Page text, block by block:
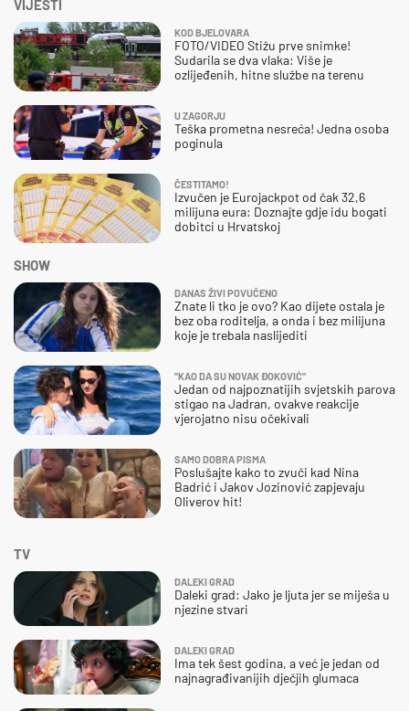
VIJESTI
KOD BJELOVARA
FOTO/VIDEO Stižu prve snimke!
Sudarila se dva vlaka: Više je
ozlijeđenih, hitne službe na terenu
U ZAGORJU
Teška prometna nesreća! Jedna osoba
poginula
ČESTITAMO!
Izvučen je Eurojackpot od čak 32,6
milijuna eura: Doznajte gdje idu bogati
dobitci u Hrvatskoj
SHOW
DANAS ŽIVI POVUČENO
Znate li tko je ovo? Kao dijete ostala je
bez oba roditelja, a onda i bez milijuna
koje je trebala naslijediti
"KAO DA SU NOVAK ĐOKOVIĆ"
Jedan od najpoznatijih svjetskih parova
stigao na Jadran, ovakve reakcije
vjerojatno nisu očekivali
SAMO DOBRA PISMA
Poslušajte kako to zvuči kad Nina
Badrić i Jakov Jozinović zapjevaju
Oliverov hit!
TV
DALEKI GRAD
Daleki grad: Jako je ljuta jer se miješa u
njezine stvari
DALEKI GRAD
Ima tek šest godina, a već je jedan od
najnagrađivanijih dječjih glumaca